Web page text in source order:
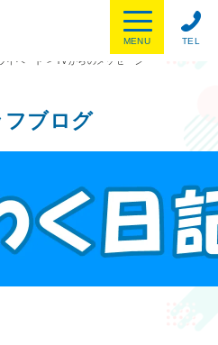
TEL
MENU
イベート > TVからのメッセージ
フブログ